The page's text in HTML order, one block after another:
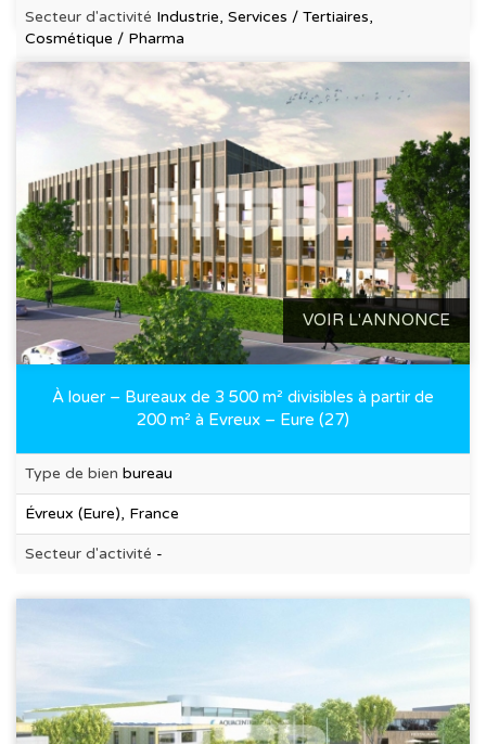
Secteur d'activité Industrie, Services / Tertiaires,
Cosmétique / Pharma
VOIR L'ANNONCE
À louer – Bureaux de 3 500 m² divisibles à partir de
200 m² à Evreux – Eure (27)
Type de bien bureau
Évreux (Eure), France
Secteur d'activité -